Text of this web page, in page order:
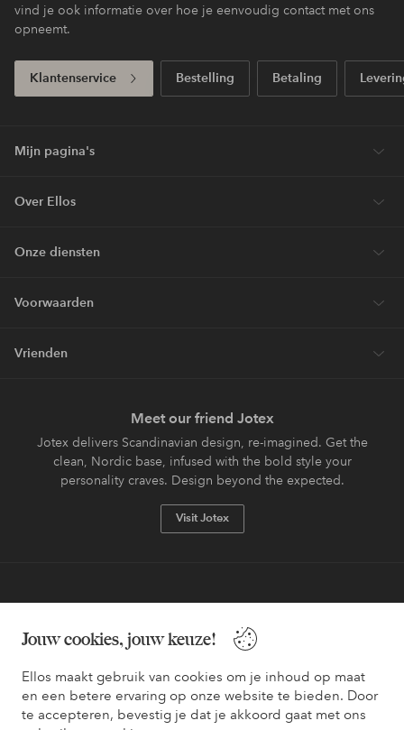
Jouw cookies, jouw keuze!
Ellos maakt gebruik van cookies om je inhoud op maat
en een betere ervaring op onze website te bieden. Door
te accepteren, bevestig je dat je akkoord gaat met ons
vind je ook informatie over hoe je eenvoudig contact met ons
opneemt.
Klantenservice Bestelling Betaling
Mijn pagina's
Over Ellos
Onze diensten
Voorwaarden
Vrienden
Meet our friend Jotex
Jotex delivers Scandinavian design, re-imagined. Get the
clean, Nordic base, infused with the bold style your
personality craves. Design beyond the expected.
Visit Jotex
Wil je meer weten over
onze betaalopties